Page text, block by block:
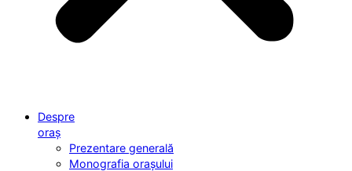
Despre
oraș
Prezentare generală
Monografia orașului